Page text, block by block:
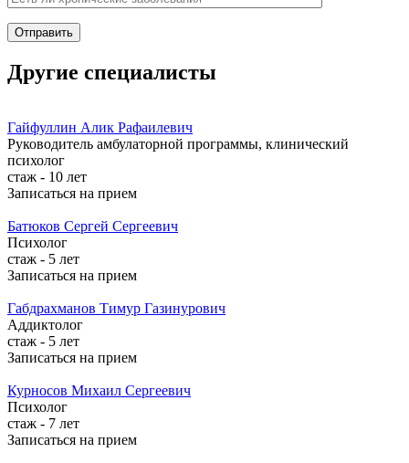
Другие специалисты
Гайфуллин Алик Рафаилевич
Руководитель амбулаторной программы, клинический
психолог
стаж - 10 лет
Записаться на прием
Батюков Сергей Сергеевич
Психолог
стаж - 5 лет
Записаться на прием
Габдрахманов Тимур Газинурович
Аддиктолог
стаж - 5 лет
Записаться на прием
Курносов Михаил Сергеевич
Психолог
стаж - 7 лет
Записаться на прием